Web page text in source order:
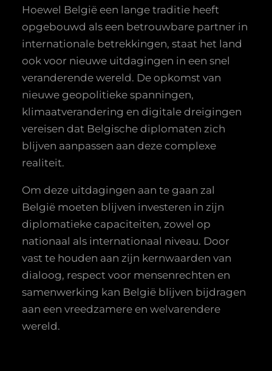
Hoewel België een lange traditie heeft
opgebouwd als een betrouwbare partner in
internationale betrekkingen, staat het land
ook voor nieuwe uitdagingen in een snel
veranderende wereld. De opkomst van
nieuwe geopolitieke spanningen,
klimaatverandering en digitale dreigingen
vereisen dat Belgische diplomaten zich
blijven aanpassen aan deze complexe
realiteit.
Om deze uitdagingen aan te gaan zal
België moeten blijven investeren in zijn
diplomatieke capaciteiten, zowel op
nationaal als internationaal niveau. Door
vast te houden aan zijn kernwaarden van
dialoog, respect voor mensenrechten en
samenwerking kan België blijven bijdragen
aan een vreedzamere en welvarendere
wereld.